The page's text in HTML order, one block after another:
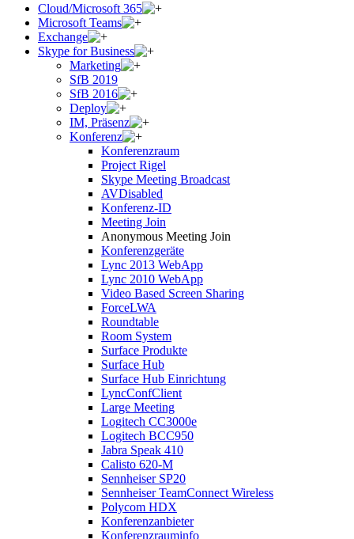
Cloud/Microsoft 365
Microsoft Teams
Exchange
Skype for Business
Marketing
SfB 2019
SfB 2016
Deploy
IM, Präsenz
Konferenz
Konferenzraum
Project Rigel
Skype Meeting Broadcast
AVDisabled
Konferenz-ID
Meeting Join
Anonymous Meeting Join
Konferenzgeräte
Lync 2013 WebApp
Lync 2010 WebApp
Video Based Screen Sharing
ForceLWA
Roundtable
Room System
Surface Produkte
Surface Hub
Surface Hub Einrichtung
LyncConfClient
Large Meeting
Logitech CC3000e
Logitech BCC950
Jabra Speak 410
Calisto 620-M
Sennheiser SP20
Sennheiser TeamConnect Wireless
Polycom HDX
Konferenzanbieter
Konferenzrauminfo